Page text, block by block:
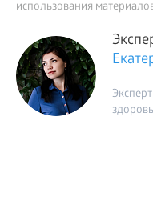
использования